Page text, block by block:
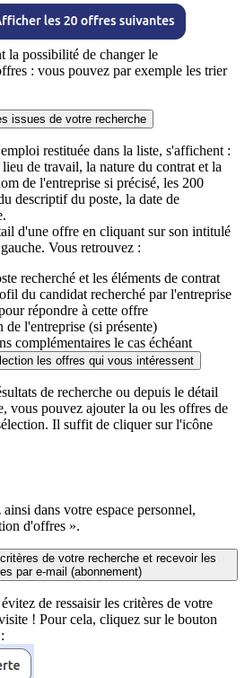
la possibilité de changer le
: vous pouvez par exemple les trier
issues de votre recherche
restituée dans la liste, s'affichent :
de travail, la nature du contrat et la
de l'entreprise si précisé, les 200
descriptif du poste, la date de
d'une offre en cliquant sur son intitulé
Vous retrouvez :
recherché et les éléments de contrat
du candidat recherché par l'entreprise
répondre à cette offre
de l'entreprise (si présente)
complémentaires le cas échéant
les offres qui vous intéressent
de recherche ou depuis le détail
vous pouvez ajouter la ou les offres de
Il suffit de cliquer sur l'icône
dans votre espace personnel,
d'offres ».
de votre recherche et recevoir les
par e-mail (abonnement)
de ressaisir les critères de votre
! Pour cela, cliquez sur le bouton